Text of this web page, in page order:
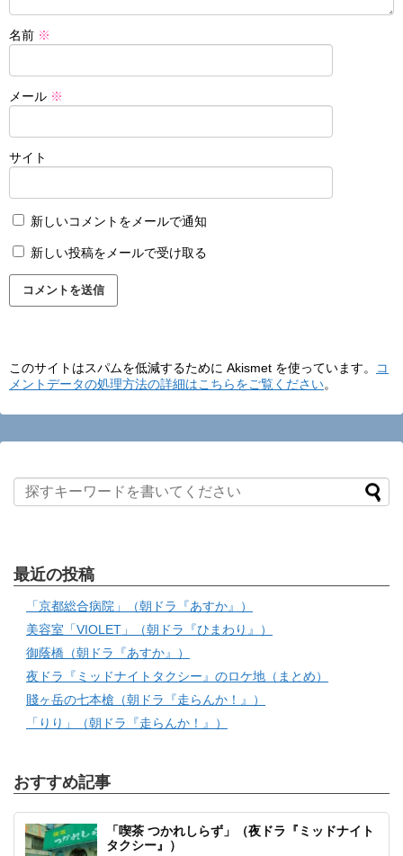
名前 ※
メール ※
サイト
新しいコメントをメールで通知
新しい投稿をメールで受け取る
このサイトはスパムを低減するために Akismet を使っています。
コ
メントデータの処理方法の詳細はこちらをご覧ください。
最近の投稿
「京都総合病院」（朝ドラ『あすか』）
美容室「VIOLET」（朝ドラ『ひまわり』）
御蔭橋（朝ドラ『あすか』）
夜ドラ『ミッドナイトタクシー』のロケ地（まとめ）
賤ヶ岳の七本槍（朝ドラ『走らんか！』）
「りり」（朝ドラ『走らんか！』）
おすすめ記事
「喫茶 つかれしらず」（夜ドラ『ミッドナイト
タクシー』）